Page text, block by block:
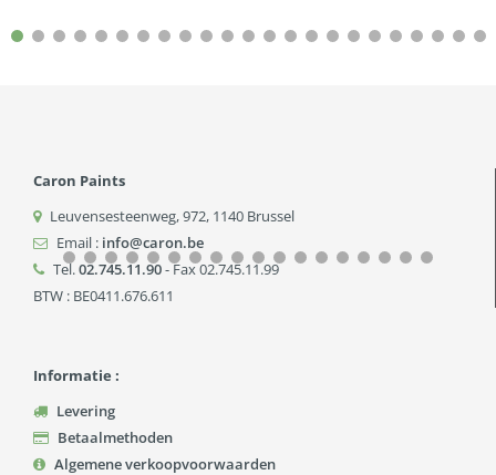
Caron Paints
Leuvensesteenweg, 972, 1140 Brussel
Email : info@caron.be
Tel.02.745.11.90- Fax 02.745.11.99
BTW : BE0411.676.611
Informatie :
Levering
Betaalmethoden
Algemene verkoopvoorwaarden